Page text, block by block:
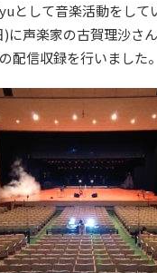
として音楽活動をして
)に声楽家の古賀理沙さ
配信収録を行いました。